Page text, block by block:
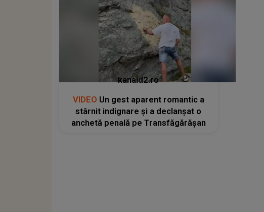
kanald2.ro
VIDEO Un gest aparent romantic a
stârnit indignare și a declanșat o
anchetă penală pe Transfăgărășan